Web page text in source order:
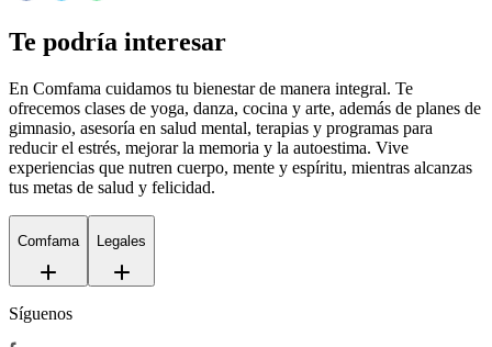
Te podría interesar
En Comfama cuidamos tu bienestar de manera integral. Te
ofrecemos clases de yoga, danza, cocina y arte, además de planes de
gimnasio, asesoría en salud mental, terapias y programas para
reducir el estrés, mejorar la memoria y la autoestima. Vive
experiencias que nutren cuerpo, mente y espíritu, mientras alcanzas
tus metas de salud y felicidad.
Comfama Legales
Síguenos